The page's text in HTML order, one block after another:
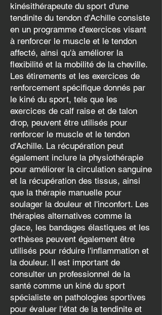
kinésithérapeute du sport d'une
tendinite du tendon d'Achille consiste
en un programme d'exercices visant
à renforcer le muscle et le tendon
affecté, ainsi qu'à améliorer la
flexibilité et la mobilité de la cheville.
Les étirements et les exercices de
renforcement spécifique donnés par
le kiné du sport, tels que les
exercices de calf raise et de talon
drop, peuvent être utilisés pour
renforcer le muscle et le tendon
d'Achille. La récupération peut
également inclure la physiothérapie
pour améliorer la circulation sanguine
et la récupération des tissus, ainsi
que la thérapie manuelle pour
soulager la douleur et l'inconfort. Les
thérapies alternatives comme la
glace, les bandages élastiques et les
orthèses peuvent également être
utilisés pour réduire l'inflammation et
la douleur. Il est important de
consulter un professionnel de la
santé comme un kiné du sport
spécialiste en pathologies sportives
pour évaluer l'état de la tendinite et